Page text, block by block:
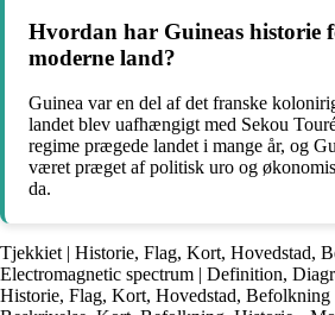
Hvordan har Guineas historie
moderne land?
Guinea var en del af det franske
landet blev uafhængigt med Sekou
regime prægede landet i mange år, og
været præget af politisk uro og
da.
Tjekkiet | Historie, Flag, Kort, Hovedstad,
Electromagnetic spectrum | Definition,
Historie, Flag, Kort, Hovedstad, Befolkning